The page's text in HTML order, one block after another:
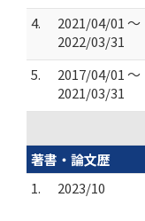
4.
2021/04/01 ～
2022/03/31
5.
2017/04/01 ～
2021/03/31
著書・論文歴
1.
2023/10